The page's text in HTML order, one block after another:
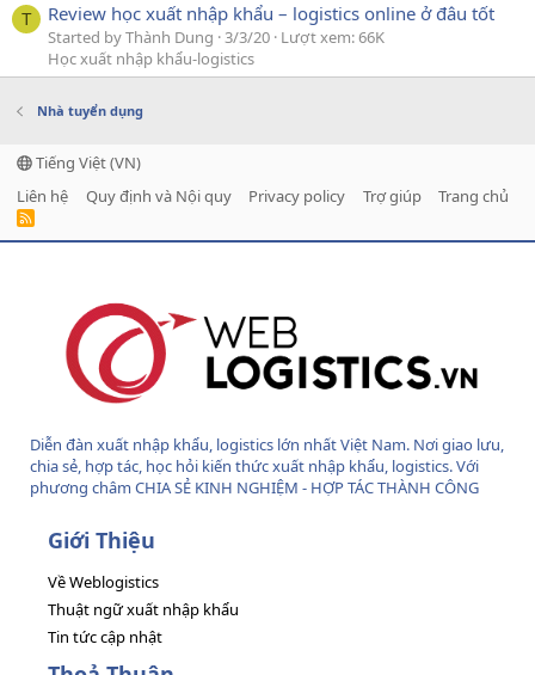
T Review học xuất nhập khẩu – logistics online ở đâu tốt
Started by Thành Dung 3/3/20 Lượt xem: 66K
Học xuất nhập khẩu-logistics
Nhà tuyển dụng
Tiếng Việt (VN)
Liên hệ
Quy định và Nội quy Privacy policy Trợ giúp Trang chủ
R
Diễn đàn xuất nhập khẩu, logistics lớn nhất Việt Nam. Nơi giao lưu,
chia sẻ, hợp tác, học hỏi kiến thức xuất nhập khẩu, logistics. Với
phương châm CHIA SẺ KINH NGHIỆM - HỢP TÁC THÀNH CÔNG
Giới Thiệu
Về Weblogistics
Thuật ngữ xuất nhập khẩu
Tin tức cập nhật